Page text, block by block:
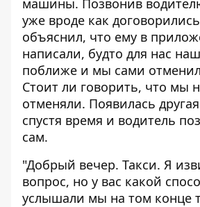
уже вроде как
объяснил, что ему в
написали, будто для нас
поближе и мы сами
Стоит ли говорить, что мы
отменяли. Появилась
спустя время и водитель
сам.
"Добрый вечер. Такси. Я
вопрос, но у вас какой
услышали мы на том конце